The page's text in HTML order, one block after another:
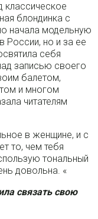
классическое
блондинка с
начала модельную
России, но и за ее
себя
записью своего
балетом,
и многом
читателям
в женщине, и с
то, чем тебя
тональный
довольна. «
связать свою